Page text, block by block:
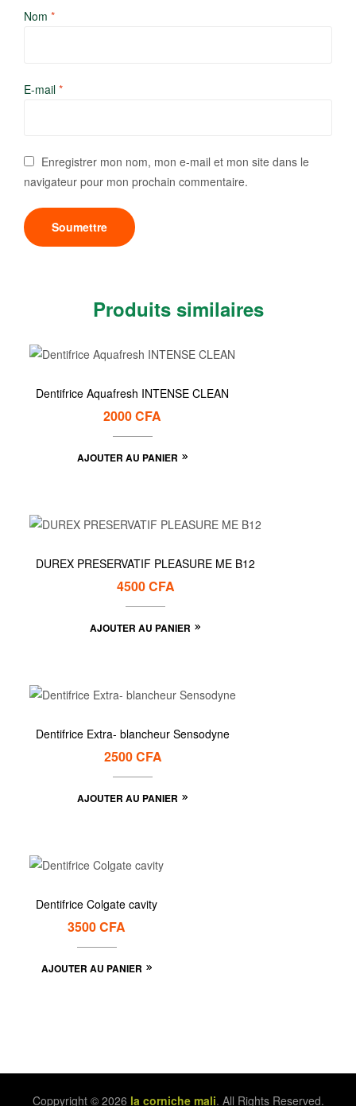
Nom *
E-mail *
Enregistrer mon nom, mon e-mail et mon site dans le
navigateur pour mon prochain commentaire.
Produits similaires
Dentifrice Aquafresh INTENSE CLEAN
2000CFA
AJOUTER AU PANIER
DUREX PRESERVATIF PLEASURE ME B12
4500CFA
AJOUTER AU PANIER
Dentifrice Extra- blancheur Sensodyne
2500CFA
AJOUTER AU PANIER
Dentifrice Colgate cavity
3500CFA
AJOUTER AU PANIER
Coppyright © 2026 la corniche mali. All Rights Reserved.